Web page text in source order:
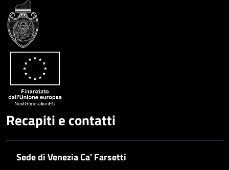
Recapiti e contatti
Sede di Venezia Ca' Farsetti